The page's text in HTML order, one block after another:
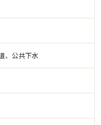
、公共下水